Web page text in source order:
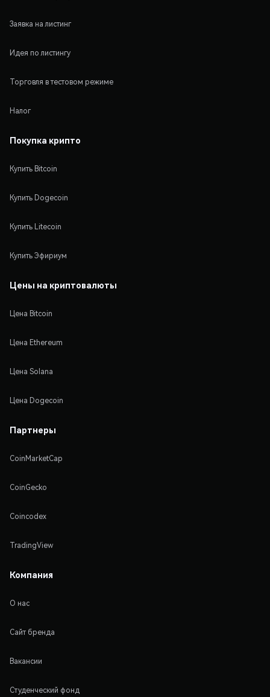
Заявка на листинг
Идея по листингу
Торговля в тестовом режиме
Налог
Покупка крипто
Купить Bitcoin
Купить Dogecoin
Купить Litecoin
Купить Эфириум
Цены на криптовалюты
Цена Bitcoin
Цена Ethereum
Цена Solana
Цена Dogecoin
Партнеры
CoinMarketCap
CoinGecko
Coincodex
TradingView
Компания
О нас
Сайт бренда
Вакансии
Студенческий фонд